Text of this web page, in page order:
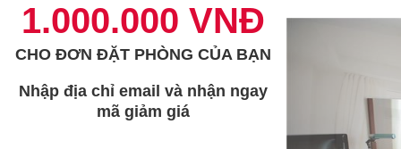
1.000.000 VNĐ
CHO ĐƠN ĐẶT PHÒNG CỦA BẠN
Nhập địa chỉ email và nhận ngay
mã giảm giá